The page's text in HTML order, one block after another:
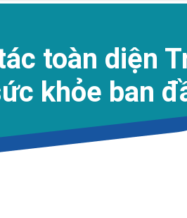
toàn diện
khỏe ban